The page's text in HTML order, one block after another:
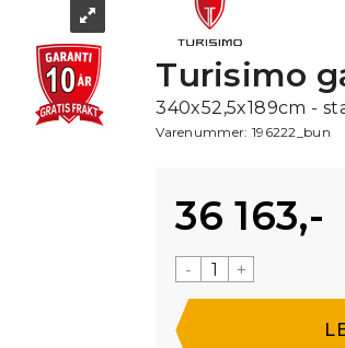
Turisimo
340x52,5x189cm -
Varenummer: 196222_bun
36 163,-
- +